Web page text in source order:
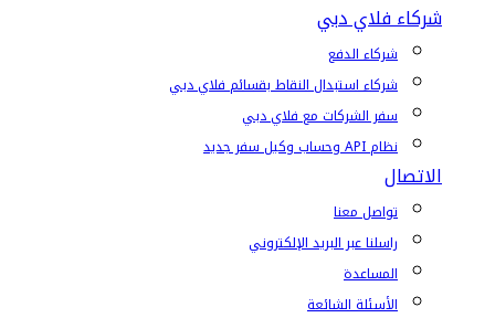
شركاء فلاي دبي
شركاء الدفع
شركاء استبدال النقاط بقسائم فلاي دبي
سفر الشركات مع فلاي دبي
نظام API وحساب وكيل سفر جديد
الاتصال
تواصل معنا
راسلنا عبر البريد الإلكتروني
المساعدة
الأسئلة الشائعة